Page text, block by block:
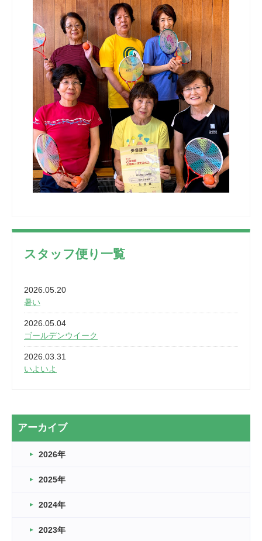
スタッフ便り一覧
2026.05.20
暑い
2026.05.04
ゴールデンウイーク
2026.03.31
いよいよ
2026.03.20
なぎなた
2026.03.16
車いすバスケとRくんのお話
卒業・卒園の季節★
アーカイブ
2026年
2025年
2024年
2023年